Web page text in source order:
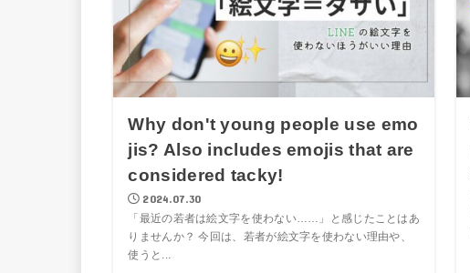
Why don't young people use emo
jis? Also includes emojis that are
considered tacky!
2024.07.30
「最近の若者は絵文字を使わない……」と感じたことはあ
りませんか？ 今回は、若者が絵文字を使わない理由や、
使うと...